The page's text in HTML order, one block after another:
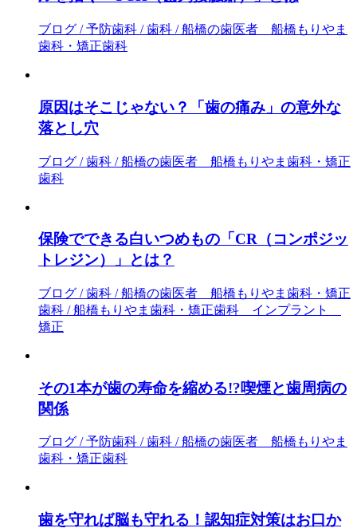
ブログ / 予防歯科 / 歯科 / 船橋の歯医者 船橋もりやま
歯科・矯正歯科
原因はそこじゃない？「歯の痛み」の意外な
落とし穴
ブログ / 歯科 / 船橋の歯医者 船橋もりやま歯科・矯正
歯科
保険でできる白いつめもの「CR（コンポジッ
トレジン）」とは？
ブログ / 歯科 / 船橋の歯医者 船橋もりやま歯科・矯正
歯科 / 船橋もりやま歯科・矯正歯科 インプラント
矯正
その1本が歯の寿命を縮める!?喫煙と歯周病の
関係
ブログ / 予防歯科 / 歯科 / 船橋の歯医者 船橋もりやま
歯科・矯正歯科
歯を守れば脳も守れる！認知症対策はお口か